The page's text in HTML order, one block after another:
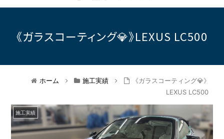
《ガラスコーティング💎》LEXUS LC500
ホーム 施工実績
《ガラスコーティング💎》
LEXUS LC500
施工実績